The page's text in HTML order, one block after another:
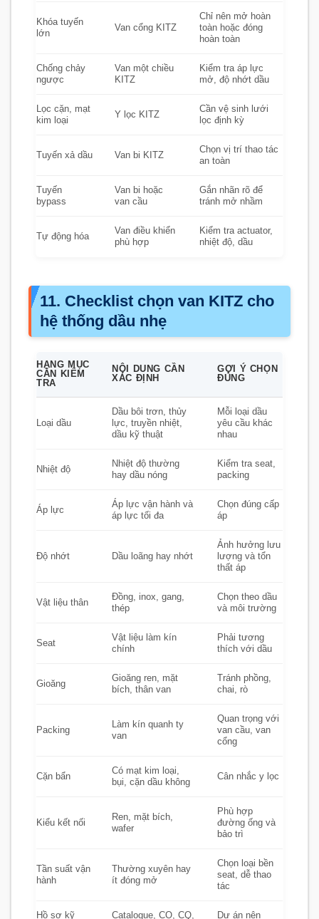
Khóa tuyến
lớn
Van cổng KITZ
Chỉ nên mở hoàn
toàn hoặc đóng
hoàn toàn
Chống chảy
ngược
Van một chiều
KITZ
Kiểm tra áp lực
mở, độ nhớt dầu
Lọc cặn, mạt
kim loại
Y lọc KITZ
Cần vệ sinh lưới
lọc định kỳ
Tuyến xả dầu Van bi KITZ
Chọn vị trí thao tác
an toàn
Tuyến
bypass
Van bi hoặc
van cầu
Gắn nhãn rõ để
tránh mở nhầm
Tự động hóa
Van điều khiển
phù hợp
Kiểm tra actuator,
nhiệt độ, dầu
11. Checklist chọn van KITZ cho
hệ thống dầu nhẹ
HẠNG MỤC
CẦN KIỂM
TRA
NỘI DUNG CẦN
XÁC ĐỊNH
GỢI Ý CHỌN
ĐÚNG
Loại dầu
Dầu bôi trơn, thủy
lực, truyền nhiệt,
dầu kỹ thuật
Mỗi loại dầu
yêu cầu khác
nhau
Nhiệt độ
Nhiệt độ thường
hay dầu nóng
Kiểm tra seat,
packing
Áp lực
Áp lực vận hành và
áp lực tối đa
Chọn đúng cấp
áp
Độ nhớt Dầu loãng hay nhớt
Ảnh hưởng lưu
lượng và tổn
thất áp
Vật liệu thân
Đồng, inox, gang,
thép
Chọn theo dầu
và môi trường
Seat
Vật liệu làm kín
chính
Phải tương
thích với dầu
Gioăng
Gioăng ren, mặt
bích, thân van
Tránh phồng,
chai, rò
Packing
Làm kín quanh ty
van
Quan trọng với
van cầu, van
cổng
Cặn bẩn
Có mạt kim loại,
bụi, cặn dầu không
Cân nhắc y lọc
Kiểu kết nối
Ren, mặt bích,
wafer
Phù hợp
đường ống và
bảo trì
Tần suất vận
hành
Thường xuyên hay
ít đóng mở
Chọn loại bền
seat, dễ thao
tác
Hồ sơ kỹ Catalogue, CO, CQ, Dự án nên